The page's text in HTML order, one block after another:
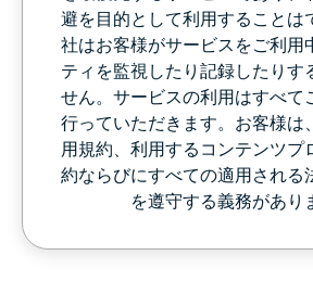
避を目的として利用することは
社はお客様がサービスをご利用
ティを監視したり記録したりす
せん。サービスの利用はすべて
行っていただきます。お客様は
用規約、利用するコンテンツプ
約ならびにすべての適用される
を遵守する義務があり